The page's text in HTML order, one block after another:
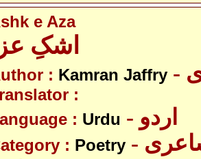
e Aza
اشکِ عزا
: Kamran Jaffry
:
: Urdu - اردو
: Poetry